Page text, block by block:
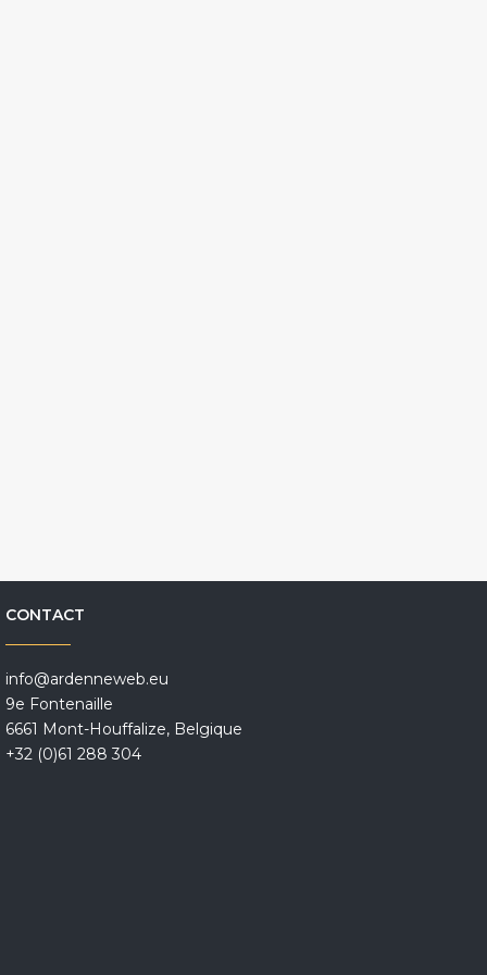
CONTACT
info@ardenneweb.eu
9e Fontenaille
6661 Mont-Houffalize, Belgique
+32 (0)61 288 304